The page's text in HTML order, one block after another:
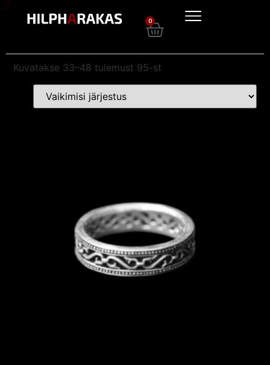
0
Kuvatakse 33–48 tulemust 95-st